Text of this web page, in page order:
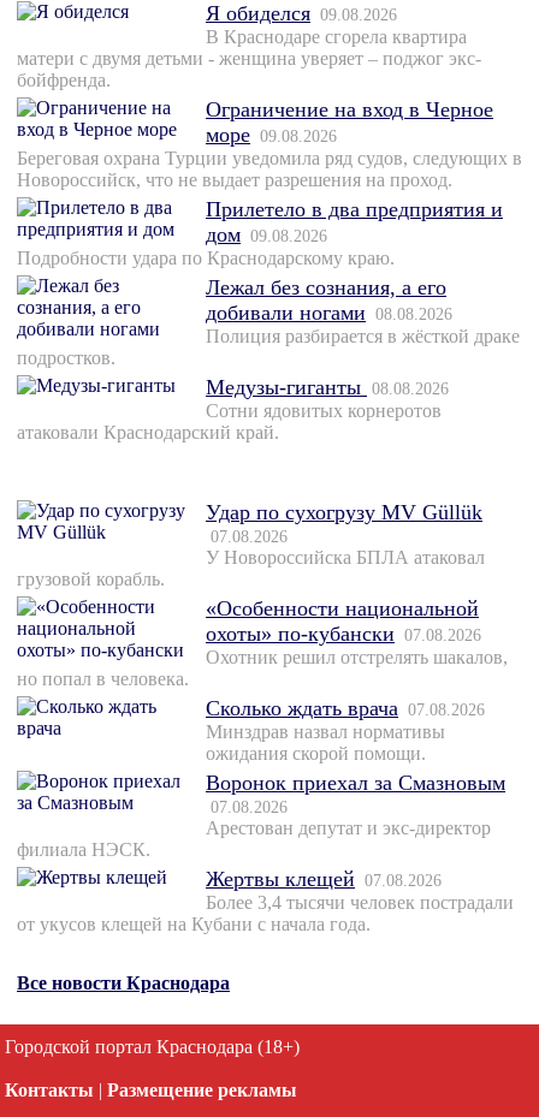
Я обиделся 09.08.2026
В Краснодаре сгорела квартира
матери с двумя детьми - женщина уверяет – поджог экс-
бойфренда.
Ограничение на вход в Черное
море 09.08.2026
Береговая охрана Турции уведомила ряд судов, следующих в
Новороссийск, что не выдает разрешения на проход.
Прилетело в два предприятия и
дом 09.08.2026
Подробности удара по Краснодарскому краю.
Лежал без сознания, а его
добивали ногами 08.08.2026
Полиция разбирается в жёсткой драке
подростков.
Медузы-гиганты 08.08.2026
Сотни ядовитых корнеротов
атаковали Краснодарский край.
Удар по сухогрузу MV Güllük
07.08.2026
У Новороссийска БПЛА атаковал
грузовой корабль.
«Особенности национальной
охоты» по-кубански 07.08.2026
Охотник решил отстрелять шакалов,
но попал в человека.
Сколько ждать врача 07.08.2026
Минздрав назвал нормативы
ожидания скорой помощи.
Воронок приехал за Смазновым
07.08.2026
Арестован депутат и экс-директор
филиала НЭСК.
Жертвы клещей 07.08.2026
Более 3,4 тысячи человек пострадали
от укусов клещей на Кубани с начала года.
Все новости Краснодара
Городской портал Краснодара (18+)
Контакты | Размещение рекламы